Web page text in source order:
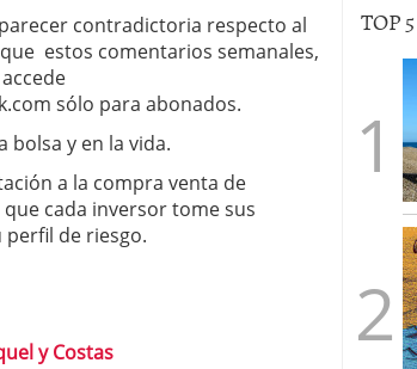
contradictoria respecto al
estos comentarios semanales,
sólo para abonados.
bolsa y en la vida.
a la compra venta de
cada inversor tome sus
de riesgo.
y Costas
TOP